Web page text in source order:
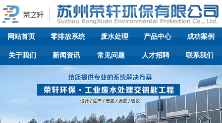
网站首页 零排放系统 废水处理 产品中心 成功案例
关于我们 新闻资讯 常见问题 人才招聘 联系我们